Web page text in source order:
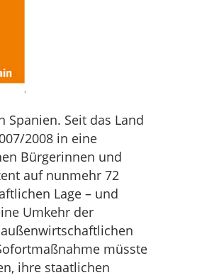
Seit das Land
2008 in eine
Bürgerinnen und
auf nunmehr 72
Lage – und
Umkehr der
müsste
ihre staatlichen